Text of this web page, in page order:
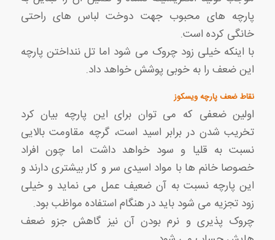
پارچه های محبوب جهت دوخت لباس های راحتی
خانگی کرده است.
با اینکه خیلی زود چروک می شود اما تل ننداختن پارچه
این ضعف را به خوبی پوشش خواهد داد.
نقاط ضعف پارچه ویسکوز
اولین ضعفی که می توان برای این پارچه بیان کرد
تخریب شدن در برابر اسید است، گرچه مقاومت بالایی
نسبت به قلیا و سود خواهد داشت اما چون افراد
خصوصا خانم ها با مواد اسیدی سر و کار بیشتری دارند و
این پارچه نسبت به آن ضعیف عمل می نماید و خیلی
زود تجزیه می شود باید در هنگام استفاده مواظب بود.
چروک پذیری و نرم بودن آن نیز گاهش جزو ضعف